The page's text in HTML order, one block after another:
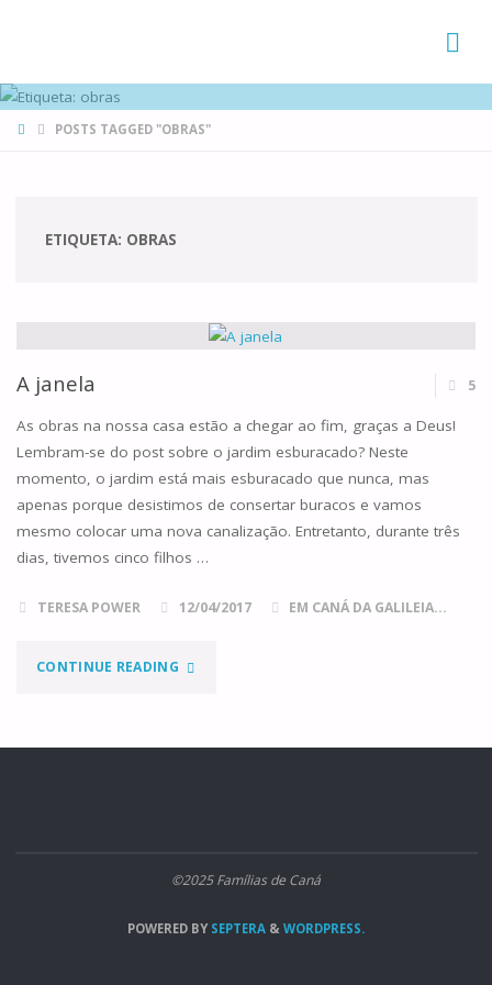
HOMEPOSTS TAGGED "OBRAS"
ETIQUETA: OBRAS
A janela 5
As obras na nossa casa estão a chegar ao fim, graças a Deus!
Lembram-se do post sobre o jardim esburacado? Neste
momento, o jardim está mais esburacado que nunca, mas
apenas porque desistimos de consertar buracos e vamos
mesmo colocar uma nova canalização. Entretanto, durante três
dias, tivemos cinco filhos …
TERESA POWER 12/04/2017 EM CANÁ DA GALILEIA...
CONTINUE READING"A
©2025 Famílias de Caná
POWERED BYSEPTERA & WORDPRESS.